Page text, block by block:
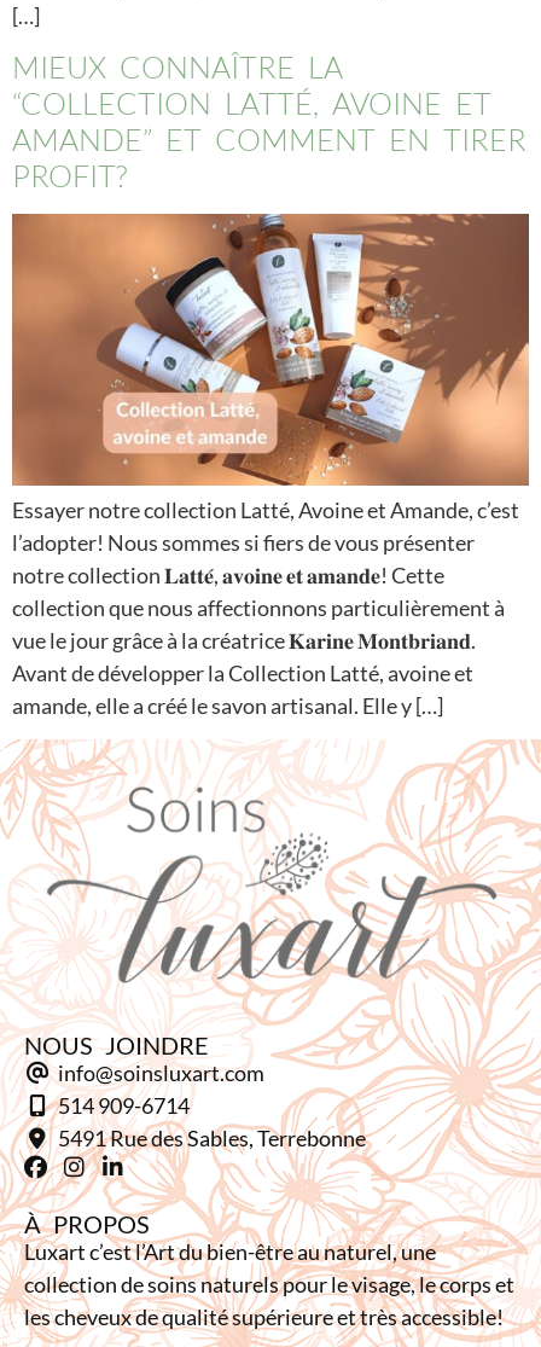
[…]
MIEUX CONNAÎTRE LA
“COLLECTION LATTÉ, AVOINE ET
AMANDE” ET COMMENT EN TIRER
PROFIT?
Essayer notre collection Latté, Avoine et Amande, c’est
l’adopter! Nous sommes si fiers de vous présenter
notre collection 𝐋𝐚𝐭𝐭𝐞́, 𝐚𝐯𝐨𝐢𝐧𝐞 𝐞𝐭 𝐚𝐦𝐚𝐧𝐝𝐞! Cette
collection que nous affectionnons particulièrement à
vue le jour grâce à la créatrice 𝐊𝐚𝐫𝐢𝐧𝐞 𝐌𝐨𝐧𝐭𝐛𝐫𝐢𝐚𝐧𝐝.
Avant de développer la Collection Latté, avoine et
amande, elle a créé le savon artisanal. Elle y […]
NOUS JOINDRE
info@soinsluxart.com
514 909-6714
5491 Rue des Sables, Terrebonne
À PROPOS
Luxart c’est l’Art du bien-être au naturel, une
collection de soins naturels pour le visage, le corps et
les cheveux de qualité supérieure et très accessible!